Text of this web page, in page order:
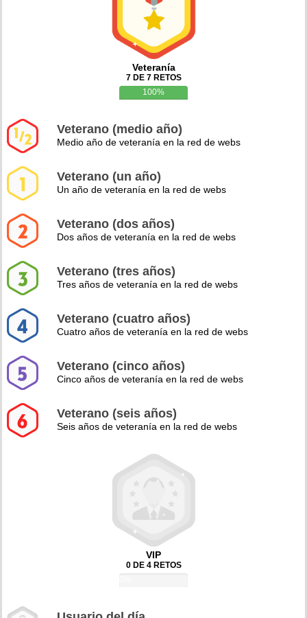
Veteranía
7 DE 7 RETOS
100%
Veterano (medio año)
Medio año de veteranía en la red de webs
Veterano (un año)
Un año de veteranía en la red de webs
Veterano (dos años)
Dos años de veteranía en la red de webs
Veterano (tres años)
Tres años de veteranía en la red de webs
Veterano (cuatro años)
Cuatro años de veteranía en la red de webs
Veterano (cinco años)
Cinco años de veteranía en la red de webs
Veterano (seis años)
Seis años de veteranía en la red de webs
VIP
0 DE 4 RETOS